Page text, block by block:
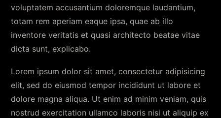
voluptatem accusantium doloremque laudantium,
totam rem aperiam eaque ipsa, quae ab illo
inventore veritatis et quasi architecto beatae vitae
dicta sunt, explicabo.
Lorem ipsum dolor sit amet, consectetur adipisicing
elit, sed do eiusmod tempor incididunt ut labore et
dolore magna aliqua. Ut enim ad minim veniam, quis
nostrud exercitation ullamco laboris nisi ut aliquip ex